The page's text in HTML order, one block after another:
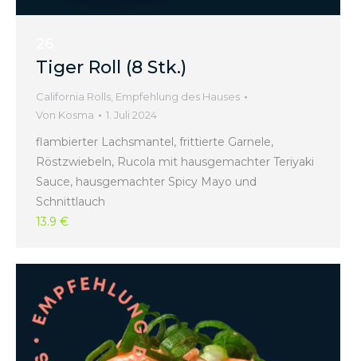
Tiger Roll (8 Stk.)
California Rolls Empfehlung des Hauses
Von Kosma 1. Juli 2024
flambierter Lachsmantel, frittierte Garnele,
Röstzwiebeln, Rucola mit hausgemachter Teriyaki
Sauce, hausgemachter Spicy Mayo und
Schnittlauch
13.9 €